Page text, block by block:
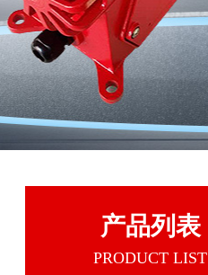
产品列表
PRODUCT LIST